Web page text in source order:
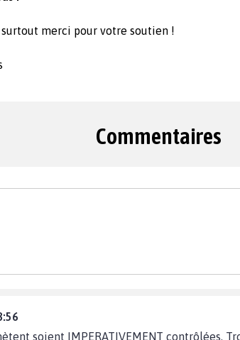
merci pour votre soutien !
Commentaires
soient IMPERATIVEMENT contrôlées.